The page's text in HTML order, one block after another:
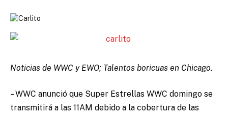
Noticias de WWC y EWO; Talentos boricuas en Chicago.
– WWC anunció que Super Estrellas WWC domingo se
transmitirá a las 11AM debido a la cobertura de las